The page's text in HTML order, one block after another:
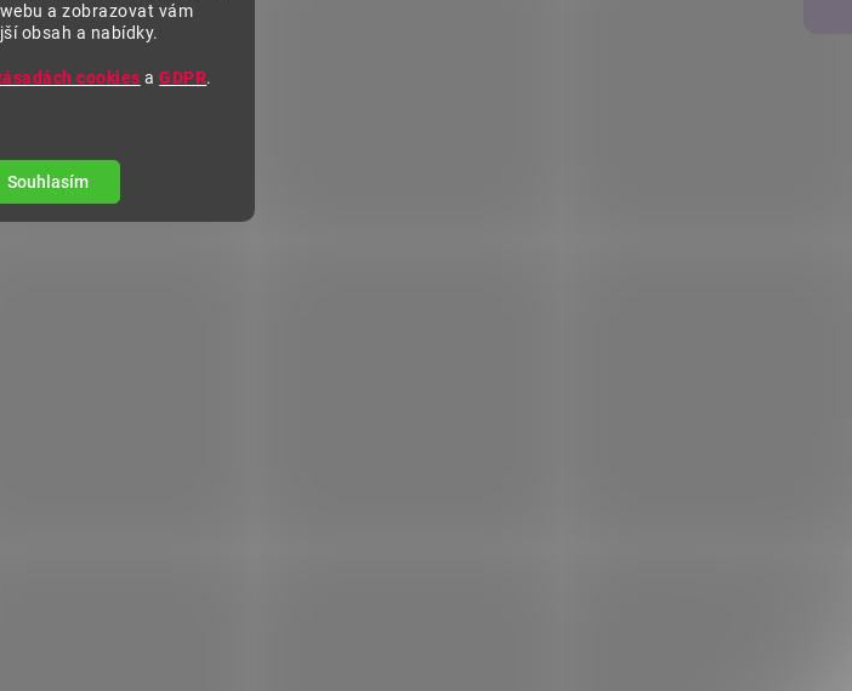
a zobrazovat vám
obsah a nabídky.
cookies aGDPR.
Souhlasím